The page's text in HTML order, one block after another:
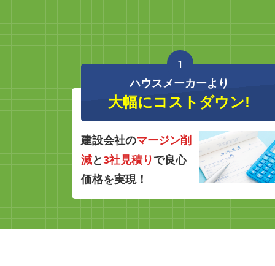
1
ハウスメーカーより
大幅にコストダウン!
建設会社のマージン削
減と3社見積り で良心
価格を実現！